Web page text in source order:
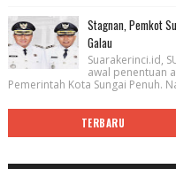
Stagnan, Pemkot
Galau
Suarakerinci.id,
awal penentuan
Pemerintah Kota Sungai Penuh.
TERBARU